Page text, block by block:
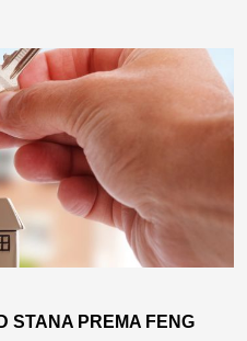
STANA PREMA FENG